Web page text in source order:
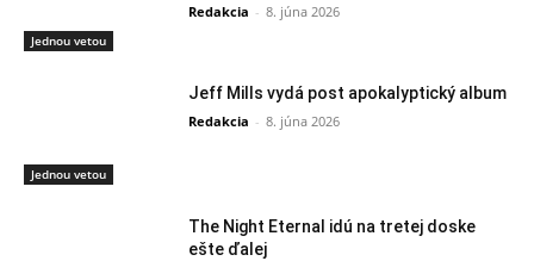
Jednou vetou
Redakcia - 8. júna 2026
Jednou vetou
Jeff Mills vydá post apokalyptický album
Redakcia - 8. júna 2026
The Night Eternal idú na tretej doske
ešte ďalej